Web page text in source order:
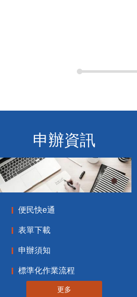
申辦資訊
便民快e通
表單下載
申辦須知
標準化作業流程
更多